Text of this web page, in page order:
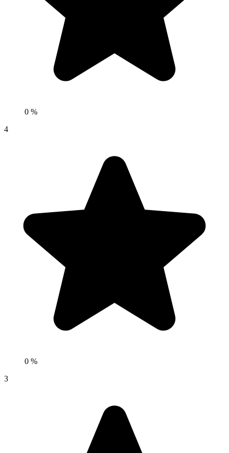
0 %
4
0 %
3